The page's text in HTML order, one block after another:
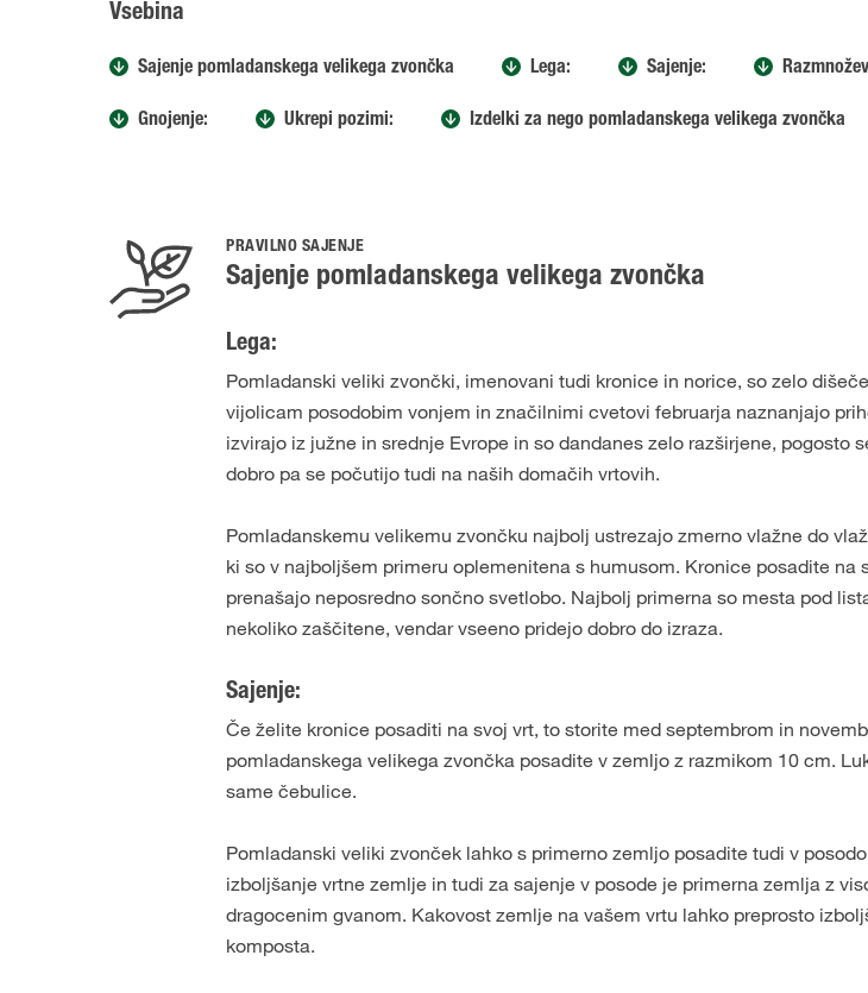
Vsebina
Sajenje pomladanskega velikega zvončka Lega: Sajenje:
Gnojenje: Ukrepi pozimi: Izdelki za nego pomladanskega velikega zvončka
PRAVILNO SAJENJE
Sajenje pomladanskega velikega zvončka
Lega:
Pomladanski veliki zvončki, imenovani tudi kronice in norice, so zelo
vijolicam posodobim vonjem in značilnimi cvetovi februarja naznanjajo
izvirajo iz južne in srednje Evrope in so dandanes zelo razširjene, pogosto
dobro pa se počutijo tudi na naših domačih vrtovih.
Pomladanskemu velikemu zvončku najbolj ustrezajo zmerno vlažne do
ki so v najboljšem primeru oplemenitena s humusom. Kronice posadite na
prenašajo neposredno sončno svetlobo. Najbolj primerna so mesta pod
nekoliko zaščitene, vendar vseeno pridejo dobro do izraza.
Sajenje:
Če želite kronice posaditi na svoj vrt, to storite med septembrom in
pomladanskega velikega zvončka posadite v zemljo z razmikom 10 cm.
same čebulice.
Pomladanski veliki zvonček lahko s primerno zemljo posadite tudi v
izboljšanje vrtne zemlje in tudi za sajenje v posode je primerna zemlja z
dragocenim gvanom. Kakovost zemlje na vašem vrtu lahko preprosto
komposta.